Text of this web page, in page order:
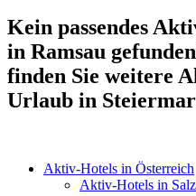
Kein passendes
in Ramsau
finden Sie weitere
Urlaub in
Aktiv-Hotels in Österreich
Aktiv-Hotels in